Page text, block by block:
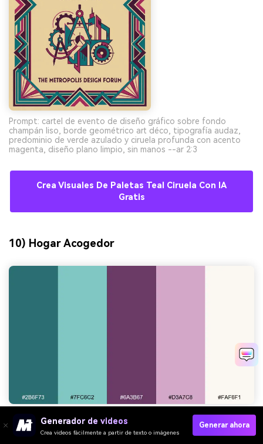
Prompt: cartel de evento de diseño gráfico sobre fondo
champán liso, borde geométrico art déco, tipografía audaz,
predominio de verde azulado y ciruela profunda con acento
magenta, diseño plano limpio, sin manos --ar 2:3
Crea Visuales De Paletas Teal Ciruela Con IA
Gratis
10) Hogar Acogedor
HEX:#2b6f73 #7fc6c2 #6a3b67 #d3a7c8 #faf6f1
Generador de videos
Crea videos fácilmente a partir de texto o imágenes
Generar ahora